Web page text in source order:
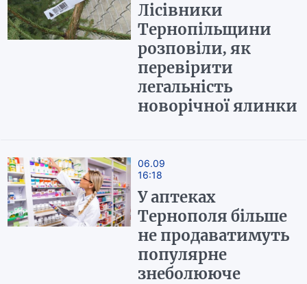
Лісівники
Тернопільщини
розповіли, як
перевірити
легальність
новорічної ялинки
06.09
16:18
У аптеках
Тернополя більше
не продаватимуть
популярне
знеболююче